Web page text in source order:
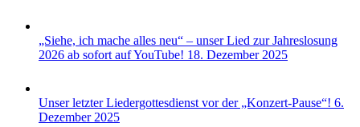
„Siehe, ich mache alles neu“ – unser Lied zur Jahreslosung
2026 ab sofort auf YouTube! 18. Dezember 2025
Unser letzter Liedergottesdienst vor der „Konzert-Pause“! 6.
Dezember 2025